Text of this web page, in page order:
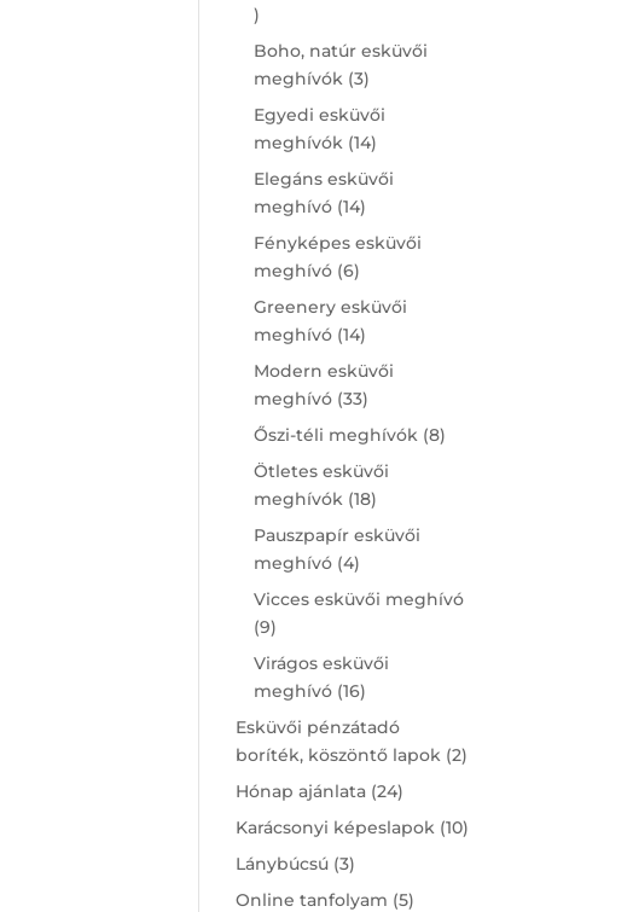
5
products
Boho, natúr esküvői
meghívók 33
products
Egyedi esküvői
meghívók 1414
products
Elegáns esküvői
meghívó 1414
products
Fényképes esküvői
meghívó 66
products
Greenery esküvői
meghívó 1414
products
Modern esküvői
meghívó 3333
products
Őszi-téli meghívók 88
Ötletes esküvői
meghívók 1818
products
Pauszpapír esküvői
meghívó 44
products
Vicces esküvői meghívó
99
products
Virágos esküvői
meghívó 1616
products
Esküvői pénzátadó
boríték, köszöntő lapok 22
Hónap ajánlata 2424
products
Karácsonyi képeslapok 1010
Lánybúcsú 33
products
Online tanfolyam 55